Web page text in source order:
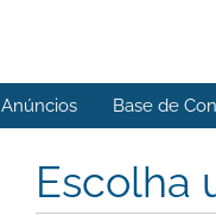
Anúncios Base de
Escolha